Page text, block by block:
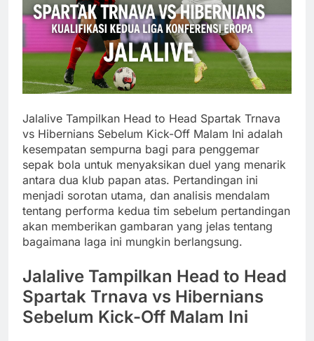
Jalalive Tampilkan Head to Head Spartak Trnava
vs Hibernians Sebelum Kick-Off Malam Ini adalah
kesempatan sempurna bagi para penggemar
sepak bola untuk menyaksikan duel yang menarik
antara dua klub papan atas. Pertandingan ini
menjadi sorotan utama, dan analisis mendalam
tentang performa kedua tim sebelum pertandingan
akan memberikan gambaran yang jelas tentang
bagaimana laga ini mungkin berlangsung.
Jalalive Tampilkan Head to Head
Spartak Trnava vs Hibernians
Sebelum Kick-Off Malam Ini